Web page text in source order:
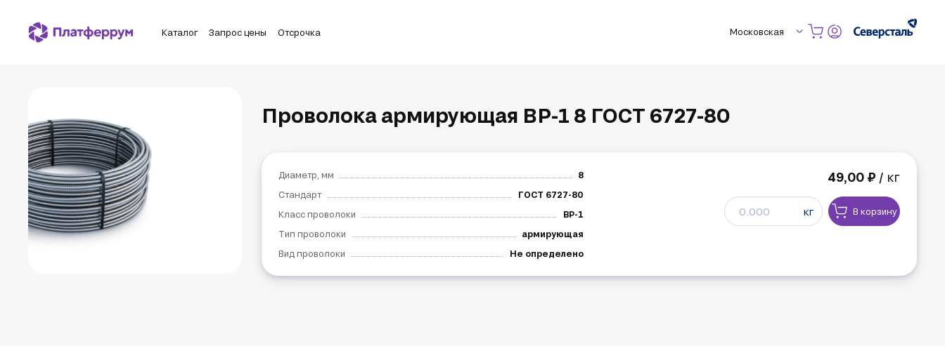
Каталог Запрос цены Отсрочка Московская
Проволока армирующая ВР-1 8 ГОСТ 6727-80
49,00 ₽ / кг
кг В корзину
Диаметр, мм
8
Стандарт
ГОСТ 6727-80
Класс проволоки
ВР-1
Тип проволоки
армирующая
Вид проволоки
Не определено